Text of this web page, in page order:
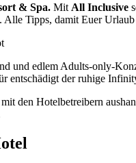
& Spa. Mit All Inclusive
Tipps, damit Euer
und edlem Adults-only-
entschädigt der ruhige
den Hotelbetreibern